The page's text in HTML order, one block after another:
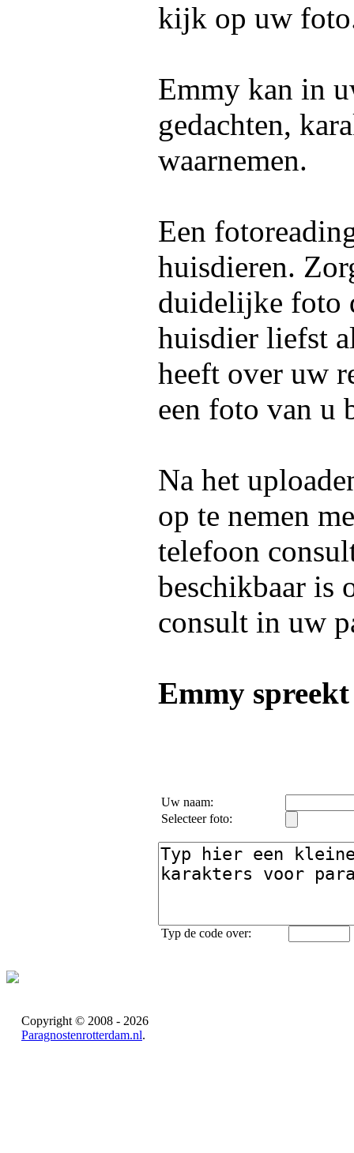
kijk op uw
Emmy kan in
gedachten,
waarnemen.
Een
huisdieren.
duidelijke foto
huisdier liefst
heeft over uw
een foto van u
Na het
op te nemen
telefoon
beschikbaar is
consult in uw
Emmy
Uw naam:
Selecteer foto:
Typ de code over:
Copyright © 2008 - 2026
Paragnostenrotterdam.nl.